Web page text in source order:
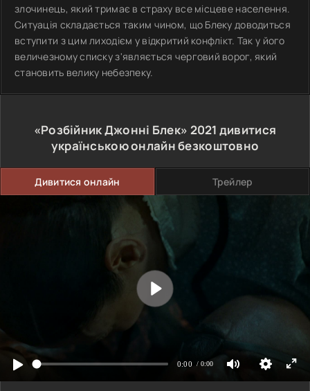
злочинець, який тримає в страху все місцеве населення.
Ситуація складається таким чином, що Блеку доводиться
вступити з цим лиходієм у відкритий конфлікт. Так у його
величезному списку з'являється черговий ворог, який
становить велику небезпеку.
«Розбійник Джонні Блек» 2021 дивитися
українською онлайн безкоштовно
Дивитися онлайн Трейлер